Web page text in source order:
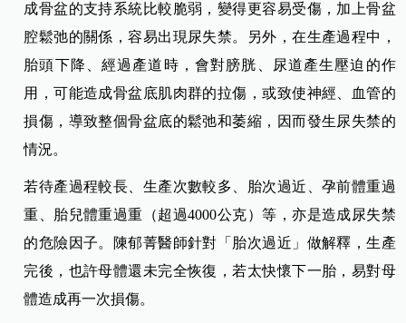
成骨盆的支持系統比較脆弱，變得更容易受傷，加上骨盆
腔鬆弛的關係，容易出現尿失禁。另外，在生產過程中，
胎頭下降、經過產道時，會對膀胱、尿道產生壓迫的作
用，可能造成骨盆底肌肉群的拉傷，或致使神經、血管的
損傷，導致整個骨盆底的鬆弛和萎縮，因而發生尿失禁的
情況。
若待產過程較長、生產次數較多、胎次過近、孕前體重過
重、胎兒體重過重（超過4000公克）等，亦是造成尿失禁
的危險因子。陳郁菁醫師針對「胎次過近」做解釋，生產
完後，也許母體還未完全恢復，若太快懷下一胎，易對母
體造成再一次損傷。